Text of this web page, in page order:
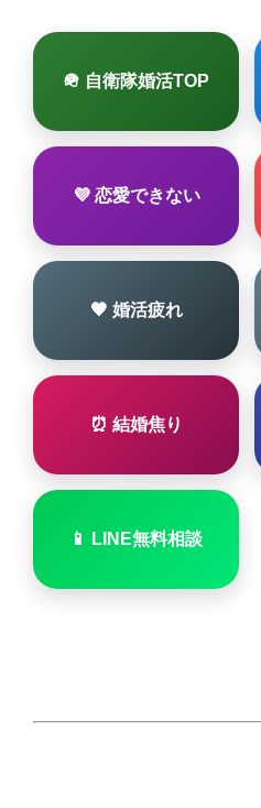
🪖 自衛隊婚活TOP
💜 恋愛できない
🖤 婚活疲れ
⏰ 結婚焦り
📱 LINE無料相談